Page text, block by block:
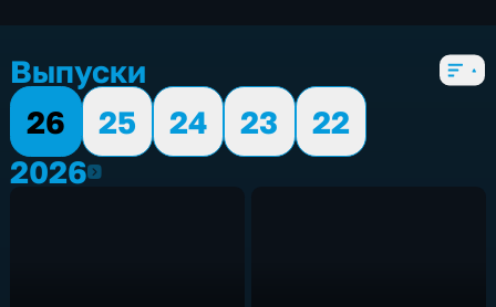
Выпуски
26
25 24 23
22
20262026